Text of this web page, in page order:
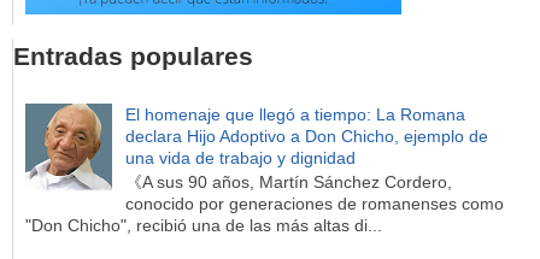
Entradas populares
El homenaje que llegó a tiempo: La Romana
declara Hijo Adoptivo a Don Chicho, ejemplo de
una vida de trabajo y dignidad
《A sus 90 años, Martín Sánchez Cordero,
conocido por generaciones de romanenses como
"Don Chicho", recibió una de las más altas di...